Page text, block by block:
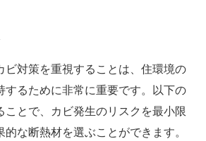
ビ対策を重視することは、住環境の
するために非常に重要です。以下の
ことで、カビ発生のリスクを最小限
な断熱材を選ぶことができます。